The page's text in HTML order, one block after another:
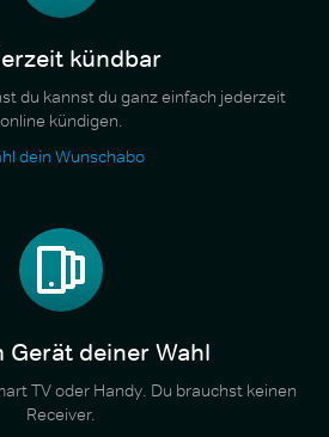
kündbar
du kannst du ganz einfach jederzeit
online kündigen.
dein Wunschabo
Gerät deiner Wahl
TV oder Handy. Du brauchst keinen
Receiver.